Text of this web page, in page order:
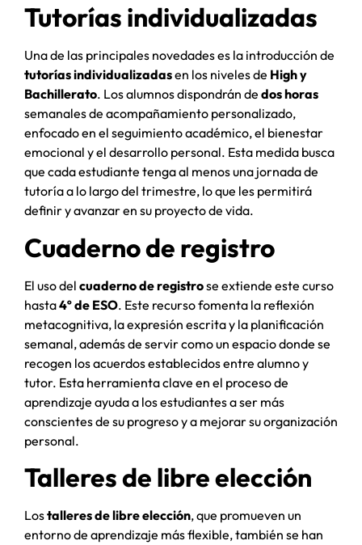
Tutorías individualizadas
Una de las principales novedades es la introducción de
tutorías individualizadasen los niveles de High y
Bachillerato. Los alumnos dispondrán de dos horas
semanales de acompañamiento personalizado,
enfocado en el seguimiento académico, el bienestar
emocional y el desarrollo personal. Esta medida busca
que cada estudiante tenga al menos una jornada de
tutoría a lo largo del trimestre, lo que les permitirá
definir y avanzar en su proyecto de vida.
Cuaderno de registro
El uso del cuaderno de registrose extiende este curso
hasta4º de ESO. Este recurso fomenta la reflexión
metacognitiva, la expresión escrita y la planificación
semanal, además de servir como un espacio donde se
recogen los acuerdos establecidos entre alumno y
tutor. Esta herramienta clave en el proceso de
aprendizaje ayuda a los estudiantes a ser más
conscientes de su progreso y a mejorar su organización
personal.
Talleres de libre elección
Lostalleres de libre elección, que promueven un
entorno de aprendizaje más flexible, también se han